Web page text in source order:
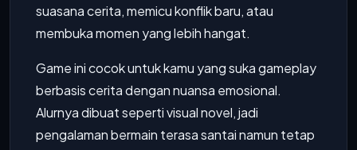
suasana cerita, memicu konflik baru, atau
membuka momen yang lebih hangat.
Game ini cocok untuk kamu yang suka gameplay
berbasis cerita dengan nuansa emosional.
Alurnya dibuat seperti visual novel, jadi
pengalaman bermain terasa santai namun tetap